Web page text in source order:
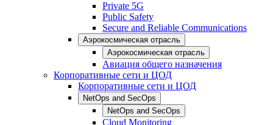
Private 5G
Public Safety
Secure and Reliable Communications
Аэрокосмическая отрасль
Аэрокосмическая отрасль
Авиация общего назначения
Корпоративные сети и ЦОД
Корпоративные сети и ЦОД
NetOps and SecOps
NetOps and SecOps
Cloud Monitoring